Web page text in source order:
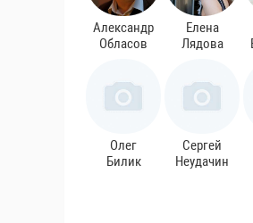
Александр
Обласов
Елена
Лядова
Олег
Билик
Сергей
Неудачин